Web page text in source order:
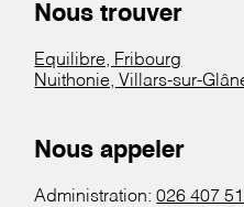
Nous trouver
Equilibre, Fribourg
Nuithonie, Villars-sur-
Nous appeler
Administration:026 407 51